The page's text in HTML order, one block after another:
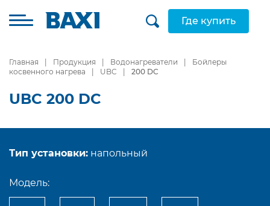
Где купить
Главная Продукция Водонагреватели
Бойлеры
косвенного нагрева
UBC 200 DC
UBC 200 DC
Тип установки: напольный
Модель: